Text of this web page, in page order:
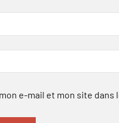
e-mail et mon site